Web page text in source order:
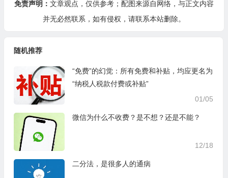
免责声明： 文章观点，仅供参考；配图来源自网络，与正文内容
并无必然联系，如有侵权，请联系本站删除。
随机推荐
“免费”的幻觉：所有免费和补贴，均应更名为
“纳税人税款付费或补贴”
01/05
微信为什么不收费？是不想？还是不能？
12/18
二分法，是很多人的通病